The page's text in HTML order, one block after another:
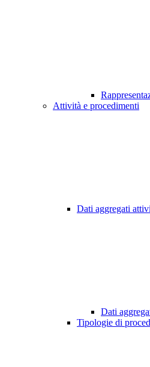
Attività e procedimenti
Dati aggregati
Dati
Tipologie di